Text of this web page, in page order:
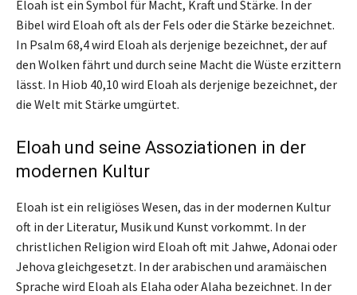
Eloah ist ein Symbol für Macht, Kraft und Stärke. In der
Bibel wird Eloah oft als der Fels oder die Stärke bezeichnet.
In Psalm 68,4 wird Eloah als derjenige bezeichnet, der auf
den Wolken fährt und durch seine Macht die Wüste erzittern
lässt. In Hiob 40,10 wird Eloah als derjenige bezeichnet, der
die Welt mit Stärke umgürtet.
Eloah und seine Assoziationen in der
modernen Kultur
Eloah ist ein religiöses Wesen, das in der modernen Kultur
oft in der Literatur, Musik und Kunst vorkommt. In der
christlichen Religion wird Eloah oft mit Jahwe, Adonai oder
Jehova gleichgesetzt. In der arabischen und aramäischen
Sprache wird Eloah als Elaha oder Alaha bezeichnet. In der